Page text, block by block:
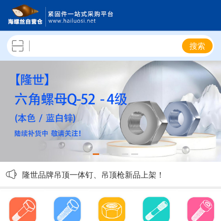
搜索
隆世4.8级六角螺栓陆续补货，敬请关注！
隆世品牌吊顶一体钉、吊顶枪新品上架！
隆世8级热镀锌GB6170六角螺母上架！